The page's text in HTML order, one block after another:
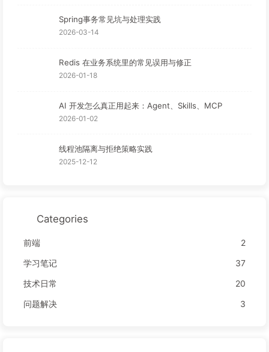
Spring事务常见坑与处理实践
2026-03-14
Redis 在业务系统里的常见误用与修正
2026-01-18
AI 开发怎么真正用起来：Agent、Skills、MCP
2026-01-02
线程池隔离与拒绝策略实践
2025-12-12
Categories
前端
2
学习笔记
37
技术日常
20
问题解决
3